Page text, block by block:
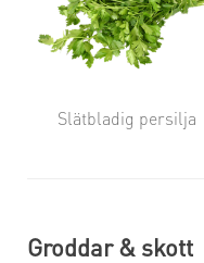
Slätbladig persilja
Groddar & skott